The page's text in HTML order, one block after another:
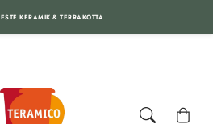
KERAMIK & TERRAKOTTA